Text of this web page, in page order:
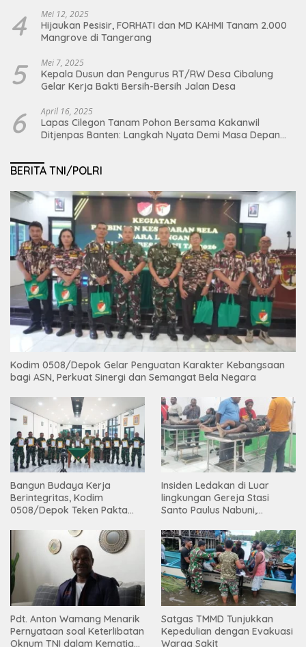
4 Mei 12, 2025
Hijaukan Pesisir, FORHATI dan MD KAHMI Tanam 2.000
Mangrove di Tangerang
5 Mei 7, 2025
Kepala Dusun dan Pengurus RT/RW Desa Cibalung
Gelar Kerja Bakti Bersih-Bersih Jalan Desa
6 April 16, 2025
Lapas Cilegon Tanam Pohon Bersama Kakanwil
Ditjenpas Banten: Langkah Nyata Demi Masa Depan
BERITA TNI/POLRI
Kodim 0508/Depok Gelar Penguatan Karakter Kebangsaan
bagi ASN, Perkuat Sinergi dan Semangat Bela Negara
Bangun Budaya Kerja
Berintegritas, Kodim
0508/Depok Teken Pakta
Insiden Ledakan di Luar
lingkungan Gereja Stasi
Santo Paulus Nabuni,
Pdt. Anton Wamang Menarik
Pernyataan soal Keterlibatan
Oknum TNI dalam Kematian
Satgas TMMD Tunjukkan
Kepedulian dengan Evakuasi
Warga Sakit